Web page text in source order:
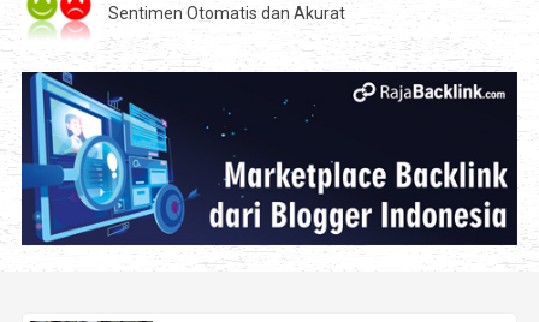
Sentimen Otomatis dan Akurat